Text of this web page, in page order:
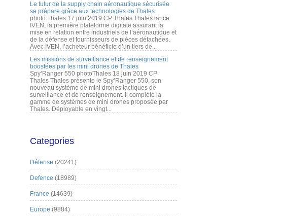
Le futur de la supply chain aéronautique sécurisée
se prépare grâce aux technologies de Thales
photo Thales 17 juin 2019 CP Thales Thales lance
IVEN, la première plateforme digitale assurant la
mise en relation entre industriels de l’aéronautique et
de la défense et fournisseurs de pièces détachées.
Avec IVEN, l’acheteur bénéficie d’un tiers de...
Les missions de surveillance et de renseignement
boostées par les mini drones de Thales
Spy’Ranger 550 photoThales 18 juin 2019 CP
Thales Thales présente le Spy’Ranger 550, son
nouveau système de mini drones tactiques de
surveillance et de renseignement. Il complète la
gamme de systèmes de mini drones proposée par
Thales. Déployable en vingt...
Categories
Défense (20241)
Defence (18989)
France (14639)
Europe (9884)